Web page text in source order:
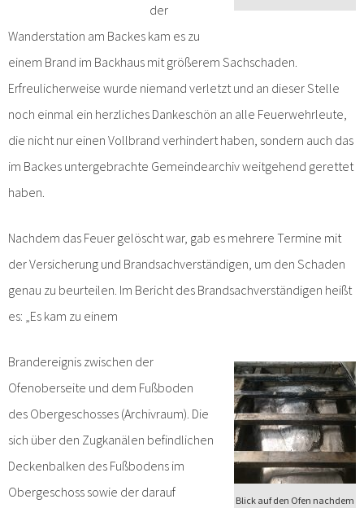
der
Wanderstation am Backes kam es zu
einem Brand im Backhaus mit größerem Sachschaden.
Erfreulicherweise wurde niemand verletzt und an dieser Stelle
noch einmal ein herzliches Dankeschön an alle Feuerwehrleute,
die nicht nur einen Vollbrand verhindert haben, sondern auch das
im Backes untergebrachte Gemeindearchiv weitgehend gerettet
haben.
Nachdem das Feuer gelöscht war, gab es mehrere Termine mit
der Versicherung und Brandsachverständigen, um den Schaden
genau zu beurteilen. Im Bericht des Brandsachverständigen heißt
es: „Es kam zu einem
Blick auf den Ofen nachdem
Brandereignis zwischen der
Ofenoberseite und dem Fußboden
des Obergeschosses (Archivraum). Die
sich über den Zugkanälen befindlichen
Deckenbalken des Fußbodens im
Obergeschoss sowie der darauf